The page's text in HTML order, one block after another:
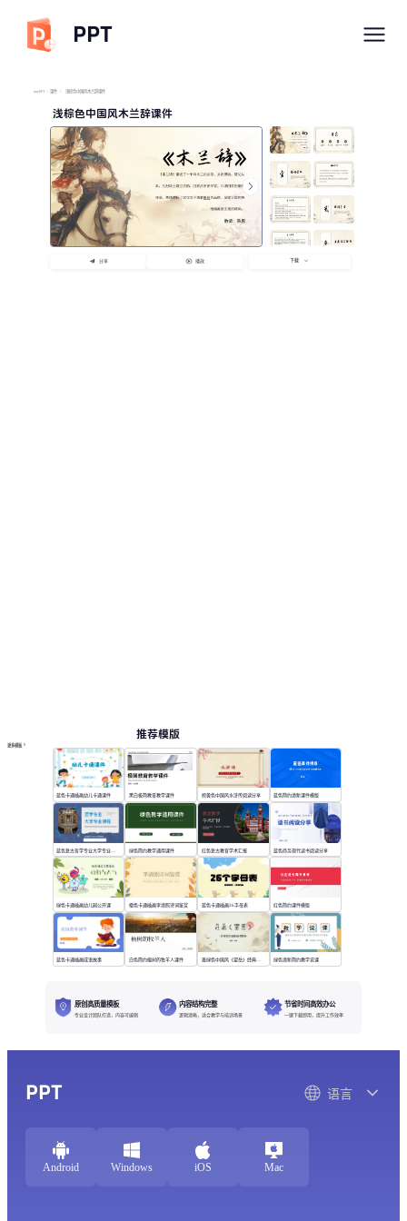
PPT
imyPPT / 课件 / 浅棕色中国风木兰辞课件
浅棕色中国风木兰辞课件
分享 播放 下载
推荐模版
更多模板
蓝色卡通插画幼儿卡通课件 黑白极简教育教学课件 棕黄色中国风水浒传阅读分享 蓝色简约清新课件模版
绿色简约教学通用课件 红色复古教育学术汇报 蓝色商务现代读书阅读分享
绿色卡通插画幼儿园公开课 橙色卡通插画李清照诗词鉴赏 蓝色卡通插画26字母表 红色简约课件模版
蓝色卡通插画成语故事 白色简约植树的牧羊人课件 墨绿色中国风《望岳》经典诗词欣赏 绿色清新简约教学说课
原创高质量模板
专业设计团队打造，内容可编辑
内容结构完整
逻辑清晰，适合教学与培训场景
节省时间高效办公
一键下载即用，提升工作效率
PPT 语言
Android Windows iOS Mac